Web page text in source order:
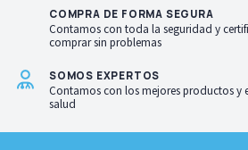
COMPRA DE FORMA SEGURA
Contamos con toda la seguridad y
comprar sin problemas
SOMOS EXPERTOS
Contamos con los mejores productos y
salud